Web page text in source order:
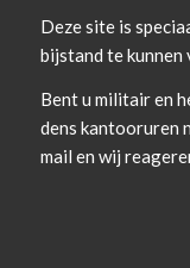
Deze site is
bi­j­s­tand te kun­nen
Bent u militair en
dens kan­tooruren
mail en wij